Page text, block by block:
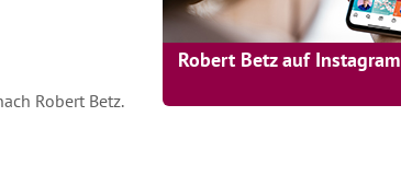
Robert Betz.
Robert Betz auf Instagram